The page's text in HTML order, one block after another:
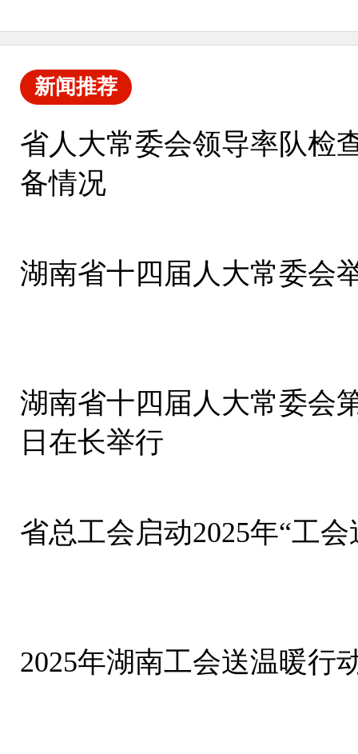
新闻推荐
省人大常委会领导率队检
备情况
湖南省十四届人大常委会
湖南省十四届人大常委会
日在长举行
省总工会启动2025年“工
2025年湖南工会送温暖行